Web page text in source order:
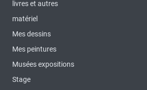
livres et autres
matériel
Mes dessins
Mes peintures
Musées expositions
Stage